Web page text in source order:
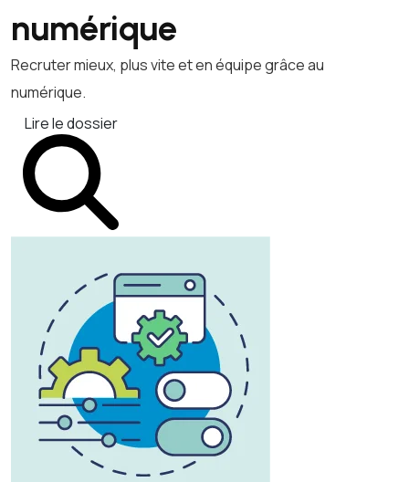
numérique
Recruter mieux, plus vite et en équipe grâce au
numérique.
Lire le dossier